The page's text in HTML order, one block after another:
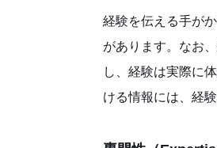
経験を伝える手が
があります。なお
し、経験は実際に
ける情報には、経